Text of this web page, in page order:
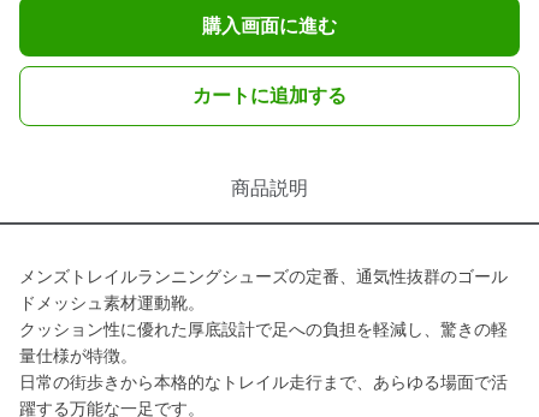
購入画面に進む
カートに追加する
商品説明
メンズトレイルランニングシューズの定番、通気性抜群のゴール
ドメッシュ素材運動靴。
クッション性に優れた厚底設計で足への負担を軽減し、驚きの軽
量仕様が特徴。
日常の街歩きから本格的なトレイル走行まで、あらゆる場面で活
躍する万能な一足です。